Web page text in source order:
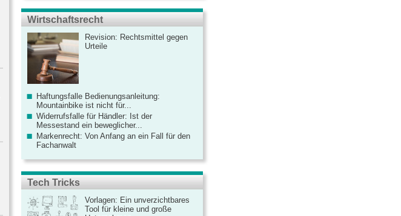
Wirtschaftsrecht
Revision: Rechtsmittel gegen
Urteile
Haftungsfalle Bedienungsanleitung:
Mountainbike ist nicht für...
Widerrufsfalle für Händler: Ist der
Messestand ein beweglicher...
Markenrecht: Von Anfang an ein Fall für den
Fachanwalt
Tech Tricks
Vorlagen: Ein unverzichtbares
Tool für kleine und große